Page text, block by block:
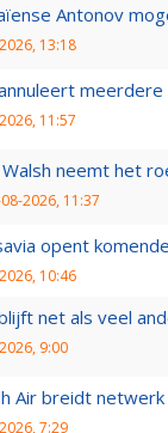
Antonov
13:18
11:57
Walsh neemt het
2026, 11:37
opent
10:46
net als veel
9:00
Air breidt
7:29